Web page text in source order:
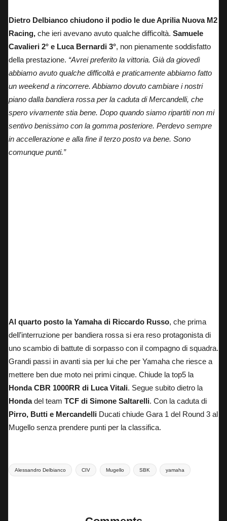
Dietro Delbianco chiudono il podio le due Aprilia Nuova M2
Racing, che ieri avevano avuto qualche difficoltà. Samuele
Cavalieri 2° e Luca Bernardi 3°, non pienamente soddisfatto
della prestazione. “Avrei preferito la vittoria. Già da giovedì
abbiamo avuto qualche difficoltà e praticamente abbiamo fatto
un weekend a rincorrere. Abbiamo dovuto cambiare i nostri
piano dalla bandiera rossa per la caduta di Mercandelli, che
spero vivamente stia bene. Dopo quando siamo ripartiti non mi
sentivo benissimo con la gomma posteriore. Perdevo sempre
in accellerazione e alla fine il terzo posto va bene. Sono
comunque punti.”
Al quarto posto la Yamaha di Riccardo Russo, che prima
dell’interruzione per bandiera rossa si era reso protagonista di
uno scambio di battute di sorpasso con il compagno di squadra.
Grandi passi in avanti sia per lui che per Yamaha che riesce a
mettere ben due moto nei primi cinque. Chiude la top5 la
Honda CBR 1000RR di Luca Vitali. Segue subito dietro la
Hondadel team TCF di Simone Saltarelli. Con la caduta di
Pirro, Butti e Mercandelli Ducati chiude Gara 1 del Round 3 al
Mugello senza prendere punti per la classifica.
Tags:
Alessandro Delbianco CIV Mugello SBK yamaha